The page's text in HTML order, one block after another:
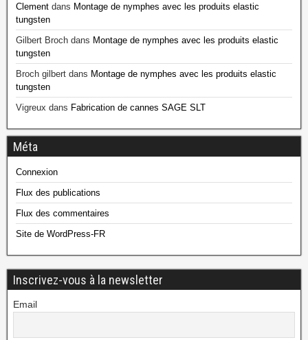
Clement dans Montage de nymphes avec les produits elastic
tungsten
Gilbert Broch dans Montage de nymphes avec les produits elastic
tungsten
Broch gilbert dans Montage de nymphes avec les produits elastic
tungsten
Vigreux dans Fabrication de cannes SAGE SLT
Méta
Connexion
Flux des publications
Flux des commentaires
Site de WordPress-FR
Inscrivez-vous à la newsletter
Email